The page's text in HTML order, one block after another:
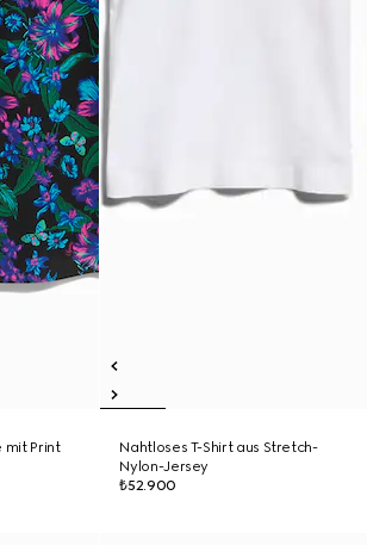
mit Print
Nahtloses T-Shirt aus Stretch-
Nylon-Jersey
₺52.900